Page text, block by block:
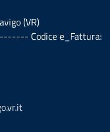
(VR)
Codice e_Fattura: